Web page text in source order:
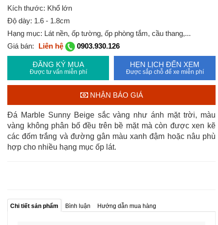
Kích thước: Khổ lớn
Độ dày: 1.6 - 1.8cm
Hạng mục: Lát nền, ốp tường, ốp phòng tắm, cầu thang,...
Giá bán:
Liên hệ 0903.930.126
ĐĂNG KÝ MUA
Được tư vấn miễn phí
HẸN LỊCH ĐẾN XEM
Được sắp chỗ để xe miễn phí
NHẬN BÁO GIÁ
Đá Marble Sunny Beige sắc vàng như ánh mặt trời, màu
vàng không phân bố đều trên bề mặt mà còn được xen kẽ
các đốm trắng và đường gân màu xanh đậm hoặc nâu phù
hợp cho nhiều hạng mục ốp lát.
Chi tiết sản phẩm Bình luận Hướng dẫn mua hàng